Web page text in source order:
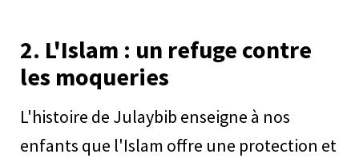
2. L'Islam : un refuge contre
les moqueries
L'histoire de Julaybib enseigne à nos
enfants que l'Islam offre une protection et